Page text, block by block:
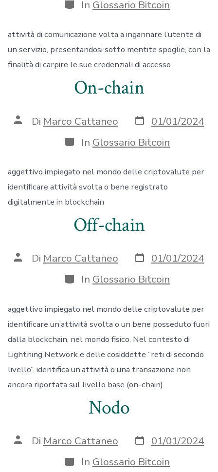
In Glossario Bitcoin
attività di comunicazione volta a ingannare l’utente di
un servizio, presentandosi sotto mentite spoglie, con la
finalità di carpire le sue credenziali di accesso
On-chain
Autore
articolo
Di Marco Cattaneo Data
articolo
01/01/2024
Categorie
In Glossario Bitcoin
aggettivo impiegato nel mondo delle criptovalute per
identificare attività svolta o bene registrato
digitalmente in blockchain
Off-chain
Autore
articolo
Di Marco Cattaneo Data
articolo
01/01/2024
Categorie
In Glossario Bitcoin
aggettivo impiegato nel mondo delle criptovalute per
identificare un’attività svolta o un bene posseduto fuori
dalla blockchain, nel mondo fisico. Nel contesto di
Lightning Network e delle cosiddette “reti di secondo
livello”, identifica un’attività o una transazione non
ancora riportata sul livello base (on-chain)
Nodo
Autore
articolo
Di Marco Cattaneo Data
articolo
01/01/2024
Categorie
In Glossario Bitcoin